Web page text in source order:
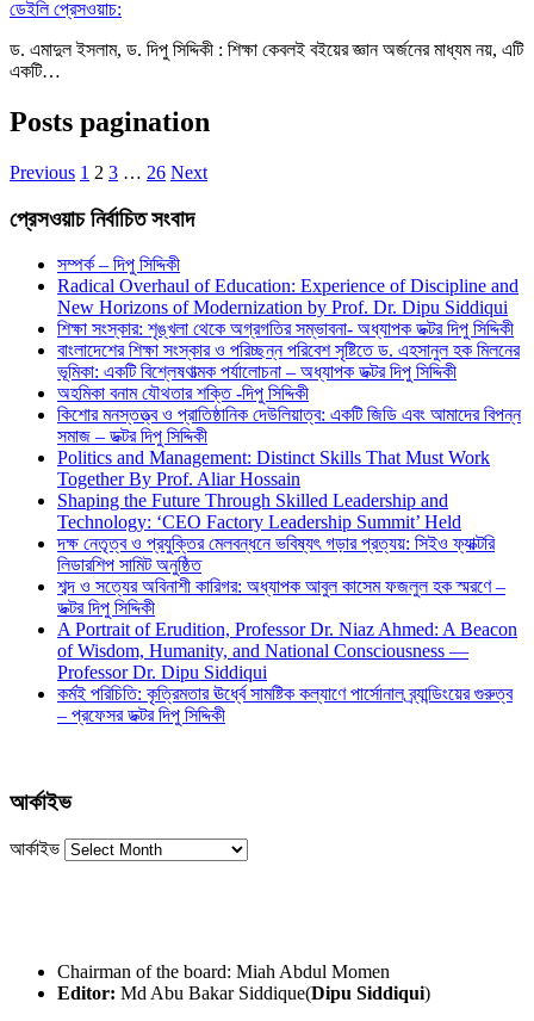
ডেইলি প্রেসওয়াচ:
ড. এমাদুল ইসলাম, ড. দিপু সিদ্দিকী : শিক্ষা কেবলই বইয়ের জ্ঞান অর্জনের মাধ্যম নয়, এটি
একটি…
Posts pagination
Previous 1 2 3 … 26 Next
প্রেসওয়াচ নির্বাচিত সংবাদ
সম্পর্ক – দিপু সিদ্দিকী
Radical Overhaul of Education: Experience of Discipline and
New Horizons of Modernization by Prof. Dr. Dipu Siddiqui
শিক্ষা সংস্কার: শৃঙ্খলা থেকে অগ্রগতির সম্ভাবনা- অধ্যাপক ডক্টর দিপু সিদ্দিকী
বাংলাদেশের শিক্ষা সংস্কার ও পরিচ্ছন্ন পরিবেশ সৃষ্টিতে ড. এহসানুল হক মিলনের
ভূমিকা: একটি বিশ্লেষণাত্মক পর্যালোচনা – অধ্যাপক ডক্টর দিপু সিদ্দিকী
অহমিকা বনাম যৌথতার শক্তি -দিপু সিদ্দিকী
কিশোর মনস্তত্ত্ব ও প্রাতিষ্ঠানিক দেউলিয়াত্ব: একটি জিডি এবং আমাদের বিপন্ন
সমাজ – ডক্টর দিপু সিদ্দিকী
Politics and Management: Distinct Skills That Must Work
Together By Prof. Aliar Hossain
Shaping the Future Through Skilled Leadership and
Technology: ‘CEO Factory Leadership Summit’ Held
দক্ষ নেতৃত্ব ও প্রযুক্তির মেলবন্ধনে ভবিষ্যৎ গড়ার প্রত্যয়: সিইও ফ্যাক্টরি
লিডারশিপ সামিট অনুষ্ঠিত
শব্দ ও সত্যের অবিনাশী কারিগর: অধ্যাপক আবুল কাসেম ফজলুল হক স্মরণে –
ডক্টর দিপু সিদ্দিকী
A Portrait of Erudition, Professor Dr. Niaz Ahmed: A Beacon
of Wisdom, Humanity, and National Consciousness —
Professor Dr. Dipu Siddiqui
কর্মই পরিচিতি: কৃত্রিমতার ঊর্ধ্বে সামষ্টিক কল্যাণে পার্সোনাল ব্র্যান্ডিংয়ের গুরুত্ব
– প্রফেসর ডক্টর দিপু সিদ্দিকী
আর্কাইভ
আর্কাইভ
Chairman of the board: Miah Abdul Momen
Editor: Md Abu Bakar Siddique(Dipu Siddiqui)